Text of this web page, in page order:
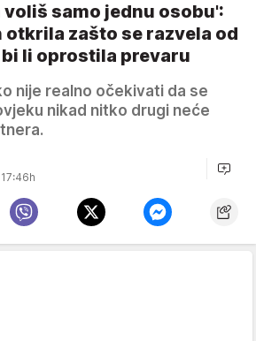
voliš samo jednu osobu':
otkrila zašto se razvela od
li oprostila prevaru
nije realno očekivati da se
nikad nitko drugi neće